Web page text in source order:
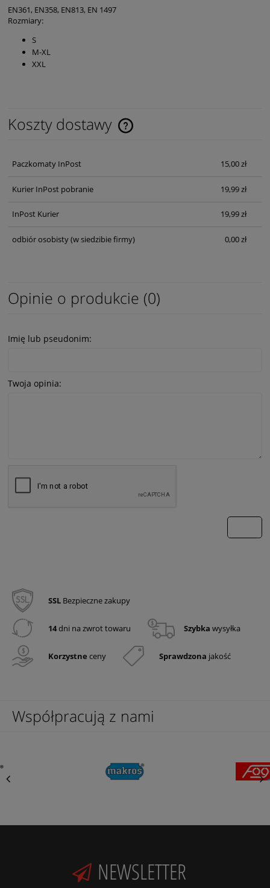
EN361, EN358, EN813, EN 1497
Rozmiary:
S
M-XL
XXL
Koszty dostawy
Cena nie zawiera ewentualnych kosztów płatności
Paczkomaty InPost 15,00 zł
Kurier InPost pobranie 19,99 zł
InPost Kurier 19,99 zł
odbiór osobisty(w siedzibie firmy) 0,00 zł
Opinie o produkcie (0)
Imię lub pseudonim:
Twoja opinia:
SSL Bezpieczne zakupy
14dni na zwrot towaru Szybka wysyłka
Korzystne ceny Sprawdzona jakość
Współpracują z nami
NEWSLETTER